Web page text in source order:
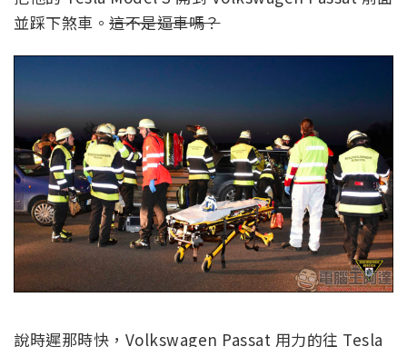
並踩下煞車。 這不是逼車嗎？
說時遲那時快，Volkswagen Passat 用力的往 Tesla